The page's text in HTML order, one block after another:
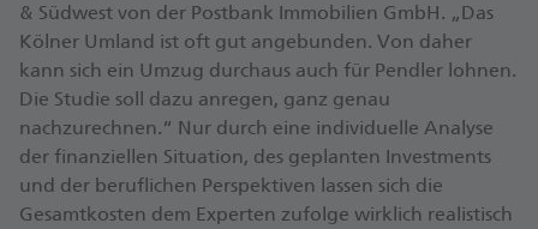
& Südwest von der Postbank Immobilien GmbH. „Das
Kölner Umland ist oft gut angebunden. Von daher
kann sich ein Umzug durchaus auch für Pendler lohnen.
Die Studie soll dazu anregen, ganz genau
nachzurechnen.“ Nur durch eine individuelle Analyse
der finanziellen Situation, des geplanten Investments
und der beruflichen Perspektiven lassen sich die
Gesamtkosten dem Experten zufolge wirklich realistisch